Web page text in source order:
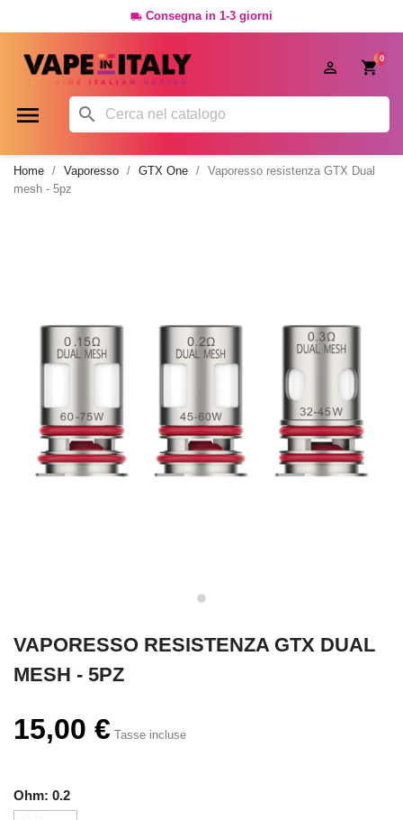
 Consegna in 1-3 giorni
0

 
Home Vaporesso GTX One
Vaporesso resistenza GTX Dual
mesh - 5pz
VAPORESSO RESISTENZA GTX DUAL
MESH - 5PZ
15,00 € Tasse incluse
Ohm: 0.2